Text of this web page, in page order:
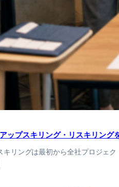
プスキリング・リスキリング
キリングは最初から全社プロジェ